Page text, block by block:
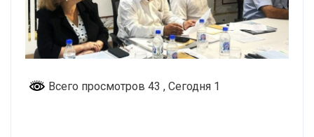
Всего просмотров 43 , Сегодня 1